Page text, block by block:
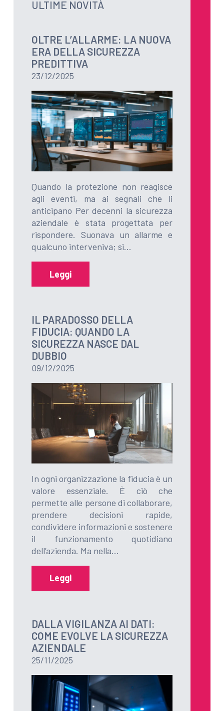
ULTIME NOVITÀ
OLTRE L’ALLARME: LA NUOVA
ERA DELLA SICUREZZA
PREDITTIVA
23/12/2025
Quando la protezione non reagisce
agli eventi, ma ai segnali che li
anticipano Per decenni la sicurezza
aziendale è stata progettata per
rispondere. Suonava un allarme e
qualcuno interveniva; si…
Leggi
IL PARADOSSO DELLA
FIDUCIA: QUANDO LA
SICUREZZA NASCE DAL
DUBBIO
09/12/2025
In ogni organizzazione la fiducia è un
valore essenziale. È ciò che
permette alle persone di collaborare,
prendere decisioni rapide,
condividere informazioni e sostenere
il funzionamento quotidiano
dell’azienda. Ma nella…
Leggi
DALLA VIGILANZA AI DATI:
COME EVOLVE LA SICUREZZA
AZIENDALE
25/11/2025